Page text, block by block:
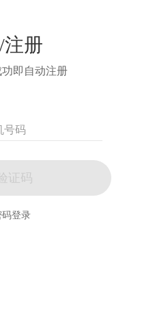
册
即自动注册
证码
码登录